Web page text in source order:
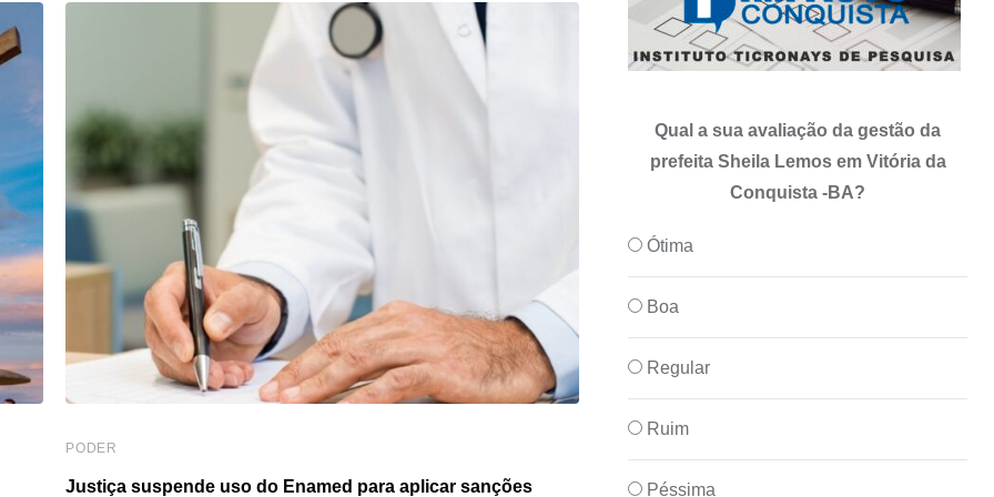
PODER
Justiça suspende uso do Enamed para aplicar sanções DNIT autoriza aumento de quase R$ 4 mi
Qual a sua avaliação da gestão da
prefeita Sheila Lemos em Vitória da
Conquista -BA?
Ótima
Boa
Regular
Ruim
Péssima